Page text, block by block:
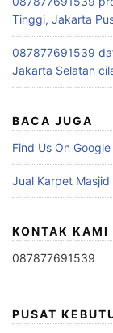
Tinggi, Jakarta
087877691539
Jakarta Selatan
BACA JUGA
Find Us On Google
Jual Karpet Masjid
KONTAK KAMI
087877691539
PUSAT